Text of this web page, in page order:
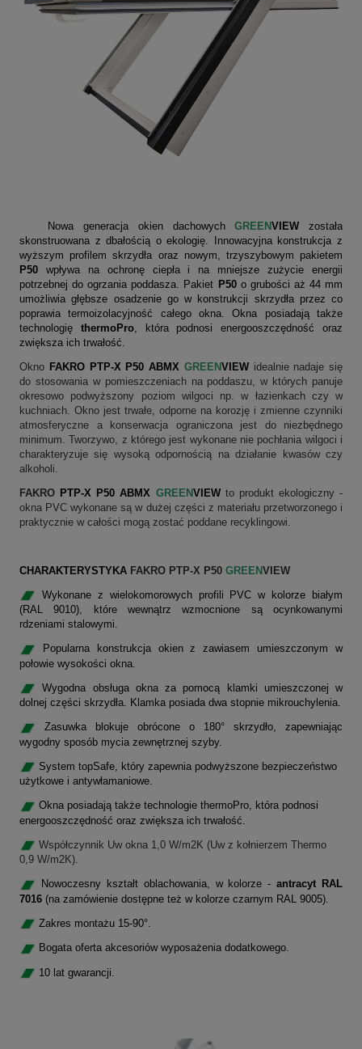
Nowa generacja okien dachowychGREENVIEW została
skonstruowana z dbałością o ekologię. Innowacyjna konstrukcja z
wyższym profilem skrzydła oraz nowym, trzyszybowym pakietem
P50 wpływa na ochronę ciepła i na mniejsze zużycie energii
potrzebnej do ogrzania poddasza. Pakiet P50o grubości aż 44 mm
umożliwia głębsze osadzenie go w konstrukcji skrzydła przez co
poprawia termoizolacyjność całego okna. Okna posiadają także
technologię thermoPro, która podnosi energooszczędność oraz
zwiększa ich trwałość.
Okno FAKRO PTP-X P50 ABMX GREENVIEW idealnie nadaje się
do stosowania w pomieszczeniach na poddaszu, w których panuje
okresowo podwyższony poziom wilgoci np. w łazienkach czy w
kuchniach. Okno jest trwałe, odporne na korozję i zmienne czynniki
atmosferyczne a konserwacja ograniczona jest do niezbędnego
minimum. Tworzywo, z którego jest wykonane nie pochłania wilgoci i
charakteryzuje się wysoką odpornością na działanie kwasów czy
alkoholi.
FAKRO PTP-X P50 ABMX GREENVIEWto produkt ekologiczny -
okna PVC wykonane są w dużej części z materiału przetworzonego i
praktycznie w całości mogą zostać poddane recyklingowi.
CHARAKTERYSTYKA FAKRO PTP-X P50 GREENVIEW
Wykonane z wielokomorowych profili PVC w kolorze białym
(RAL 9010), które wewnątrz wzmocnione są ocynkowanymi
rdzeniami stalowymi.
Popularna konstrukcja okien z zawiasem umieszczonym w
połowie wysokości okna.
Wygodna obsługa okna za pomocą klamki umieszczonej w
dolnej części skrzydła. Klamka posiada dwa stopnie mikrouchylenia.
Zasuwka blokuje obrócone o 180° skrzydło, zapewniając
wygodny sposób mycia zewnętrznej szyby.
System topSafe, który zapewnia podwyższone bezpieczeństwo
użytkowe i antywłamaniowe.
Okna posiadają także technologie thermoPro, która podnosi
energooszczędność oraz zwiększa ich trwałość.
Współczynnik Uw okna 1,0 W/m2K (Uw z kołnierzem Thermo
0,9 W/m2K).
Nowoczesny kształt oblachowania, w kolorze -antracyt RAL
7016 (na zamówienie dostępne też w kolorze czarnym RAL 9005).
Zakres montażu 15-90°.
Bogata oferta akcesoriów wyposażenia dodatkowego.
10 lat gwarancji.